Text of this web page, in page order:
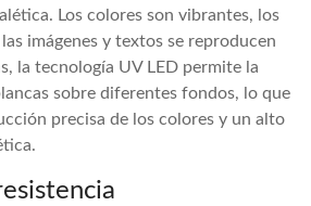
Los colores son vibrantes, los
imágenes y textos se reproducen
la tecnología UV LED permite la
sobre diferentes fondos, lo que
precisa de los colores y un alto